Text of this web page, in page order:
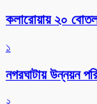
কলারোয়ায় ২০
১
নগরঘাটায় উন্নয়ন